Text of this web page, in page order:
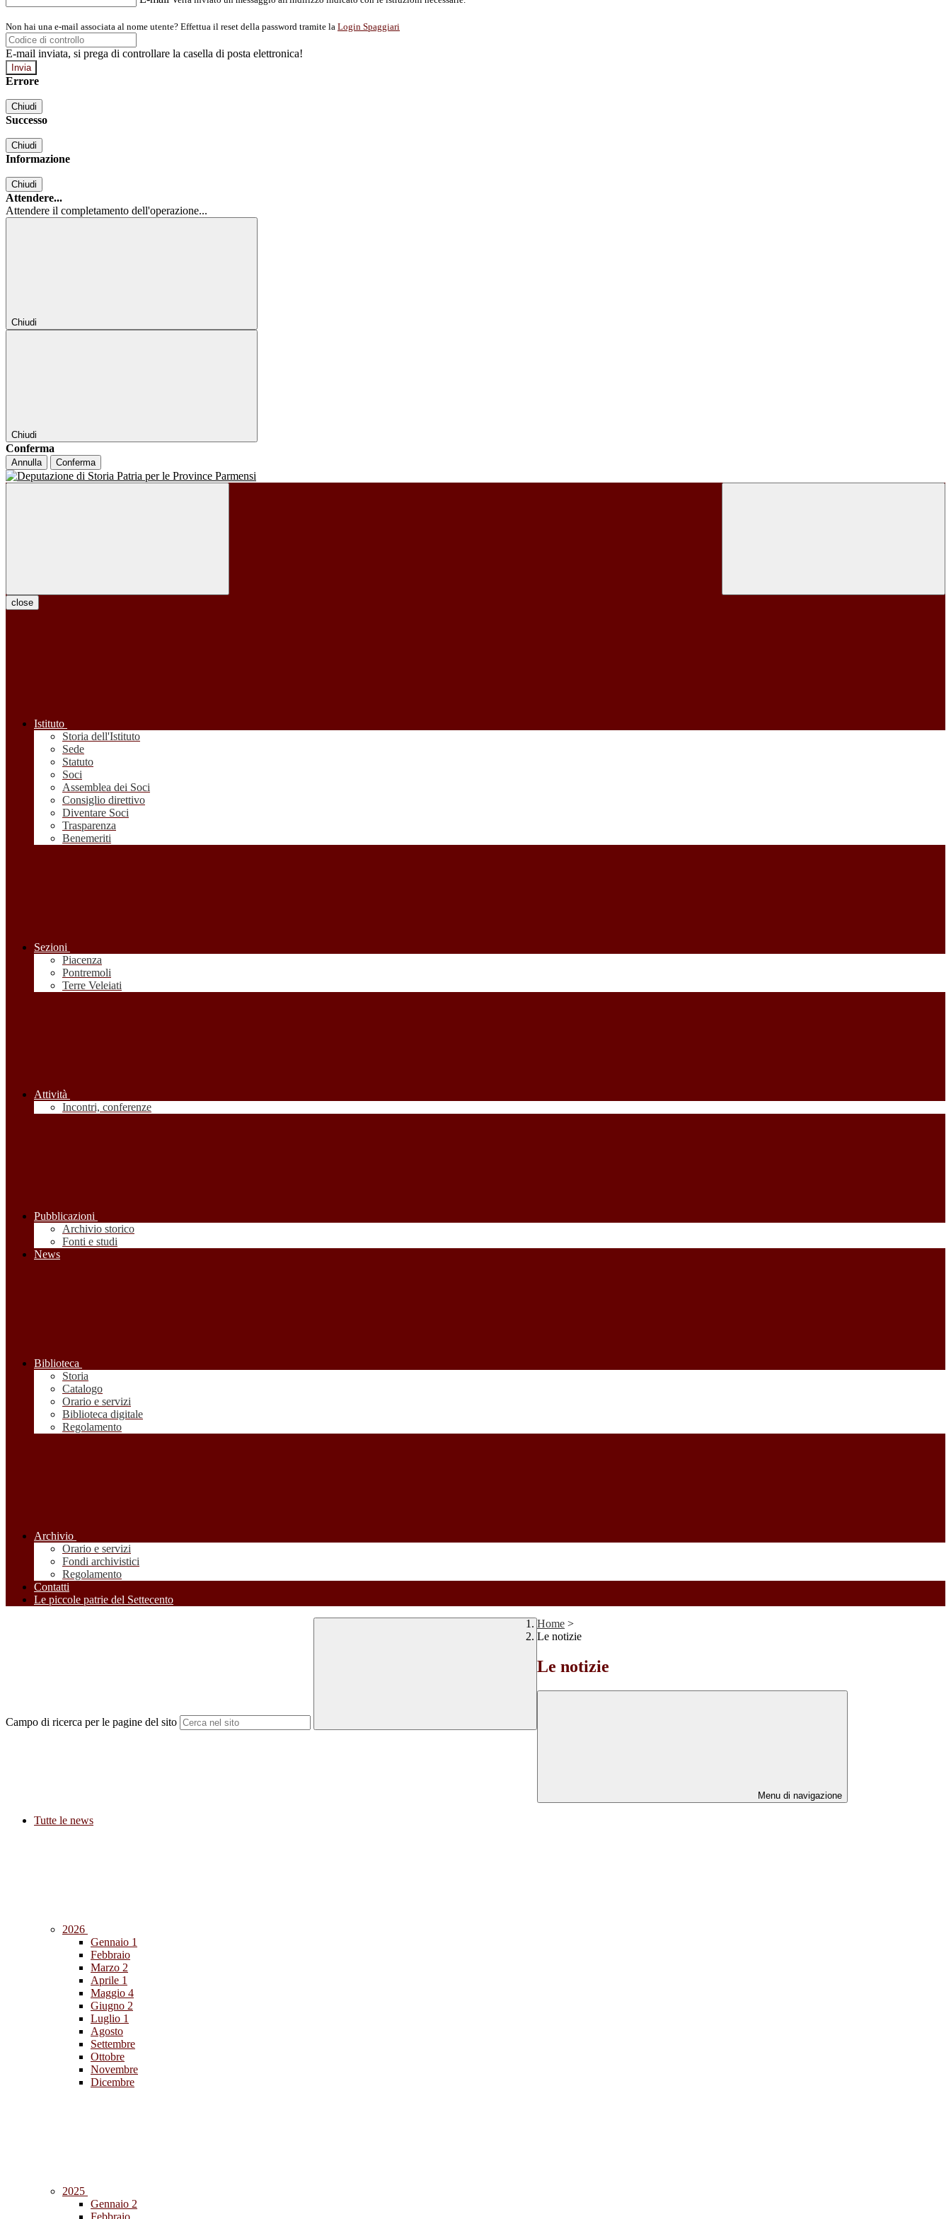
Non hai una e-mail associata al nome utente? Effettua il reset della password tramite la Login Spaggiari
E-mail inviata, si prega di controllare la casella di posta elettronica!
Errore
Chiudi
Successo
Chiudi
Informazione
Chiudi
Attendere...
Attendere il completamento dell'operazione...
Chiudi
Chiudi
Conferma
Annulla Conferma
close
Istituto
Storia dell'Istituto
Sede
Statuto
Soci
Assemblea dei Soci
Consiglio direttivo
Diventare Soci
Trasparenza
Benemeriti
Sezioni
Piacenza
Pontremoli
Terre Veleiati
Attività
Incontri, conferenze
Pubblicazioni
Archivio storico
Fonti e studi
News
Biblioteca
Storia
Catalogo
Orario e servizi
Biblioteca digitale
Regolamento
Archivio
Orario e servizi
Fondi archivistici
Regolamento
Contatti
Le piccole patrie del Settecento
Campo di ricerca per le pagine del sito
Home >
Le notizie
Le notizie
Menu di navigazione
Tutte le news
2026
Gennaio 1
Febbraio
Marzo 2
Aprile 1
Maggio 4
Giugno 2
Luglio 1
Agosto
Settembre
Ottobre
Novembre
Dicembre
2025
Gennaio 2